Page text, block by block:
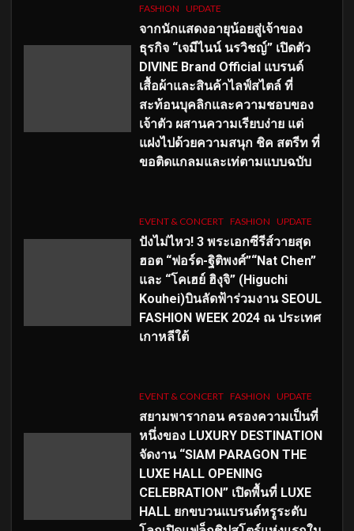
FASHION UPDATE
จากนักแสดงอายุน้อยสู่เจ้าของ
ธุรกิจ “เจมีไนน์ นรวิชญ์” เปิดตัว
DIVINE Brand Official แบรนด์
เสื้อผ้าและสินค้าไลฟ์สไตล์ ที่
สะท้อนบุคลิกและความชอบของ
เจ้าตัว ผสานความเรียบง่าย แต่
แฝงไปด้วยความสนุก ชิค สตรีท ที่
ขอติดแกลมและเท่ตามแบบฉบับ
EVENT & CONCERT FASHION UPDATE
ปังไม่ไหว! 3 พระเอกซีรีส์วายสุด
ฮอต “ฟอร์ด-ฐิติพงศ์”“Nat Chen”
และ “โคเฮย์ ฮิงุจิ” (Higuchi
Kouhei)บินลัดฟ้าร่วมงาน SEOUL
FASHION WEEK 2024 ณ ประเทศ
เกาหลีใต้
EVENT & CONCERT FASHION UPDATE
สยามพารากอน ครองความเป็นที่
หนึ่งของ LUXURY DESTINATION
จัดงาน “SIAM PARAGON THE
LUXE HALL OPENING
CELEBRATION” เปิดพื้นที่ LUXE
HALL ยกขบวนแบรนด์หรูระดับ